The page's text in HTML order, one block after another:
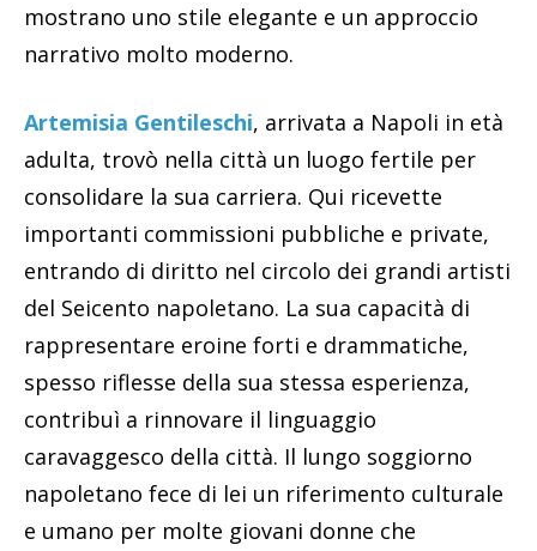
mostrano uno stile elegante e un approccio
narrativo molto moderno.
Artemisia Gentileschi, arrivata a Napoli in età
adulta, trovò nella città un luogo fertile per
consolidare la sua carriera. Qui ricevette
importanti commissioni pubbliche e private,
entrando di diritto nel circolo dei grandi artisti
del Seicento napoletano. La sua capacità di
rappresentare eroine forti e drammatiche,
spesso riflesse della sua stessa esperienza,
contribuì a rinnovare il linguaggio
caravaggesco della città. Il lungo soggiorno
napoletano fece di lei un riferimento culturale
e umano per molte giovani donne che